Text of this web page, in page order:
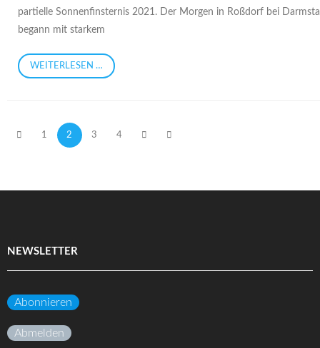
partielle Sonnenfinsternis 2021. Der Morgen in Roßdorf bei
begann mit starkem
WEITERLESEN …
1 2 3 4
NEWSLETTER
Abonnieren
Abmelden